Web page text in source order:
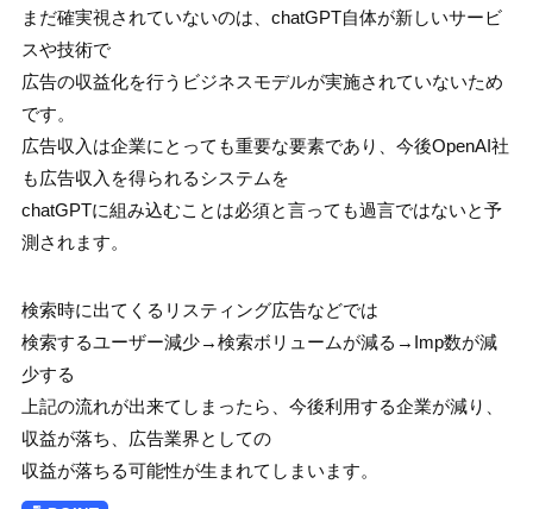
まだ確実視されていないのは、chatGPT自体が新しいサービ
スや技術で
広告の収益化を行うビジネスモデルが実施されていないため
です。
広告収入は企業にとっても重要な要素であり、今後OpenAI社
も広告収入を得られるシステムを
chatGPTに組み込むことは必須と言っても過言ではないと予
測されます。
検索時に出てくるリスティング広告などでは
検索するユーザー減少→検索ボリュームが減る→Imp数が減
少する
上記の流れが出来てしまったら、今後利用する企業が減り、
収益が落ち、広告業界としての
収益が落ちる可能性が生まれてしまいます。